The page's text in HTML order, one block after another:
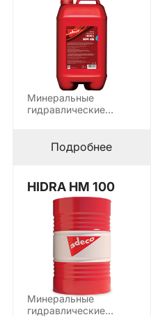
Минеральные
гидравлические
современных
гидравлических
Подробнее
HIDRA HM 100
Минеральные
гидравлические